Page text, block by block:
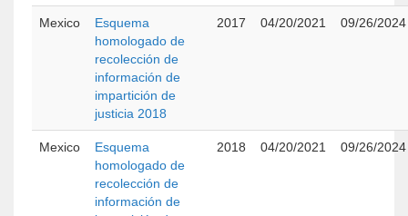
Mexico
Esquema
homologado de
recolección de
información de
impartición de
justicia 2018
2017 04/20/2021 09/26/2024
Mexico
Esquema
homologado de
recolección de
información de
2018 04/20/2021 09/26/2024